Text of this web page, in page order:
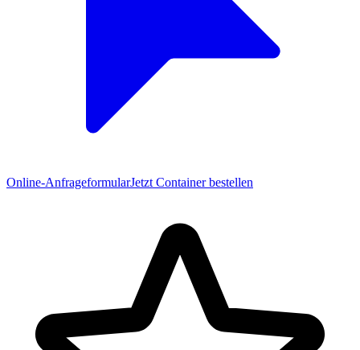
Online-AnfrageformularJetzt Container bestellen